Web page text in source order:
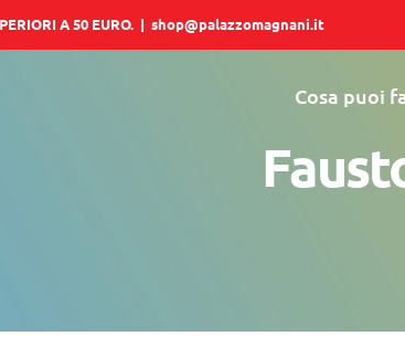
A 50 EURO. | shop@palazzomagnani.it
Cosa puoi